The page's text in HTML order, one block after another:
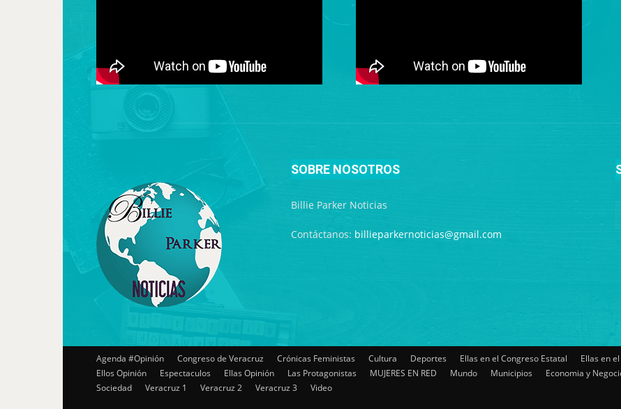
SOBRE NOSOTROS
Billie Parker Noticias
Contáctanos: billieparkernoticias@gmail.com
Agenda #Opinión Congreso de Veracruz Crónicas Feministas Cultura Deportes Ellas en el Congreso Estatal Ellas en
Ellos Opinión
Espectaculos Ellas Opinión Las Protagonistas MUJERES EN RED Mundo Municipios Economia y
Sociedad
Veracruz 1 Veracruz 2 Veracruz 3 Video